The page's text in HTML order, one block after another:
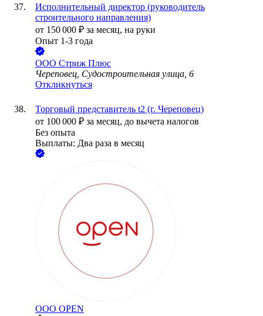
Исполнительный директор (руководитель
строительного направления)
от 150 000 ₽ за месяц, на руки
Опыт 1-3 года
ООО Стриж Плюс
Череповец, Судостроительная улица, 6
Откликнуться
Торговый представитель t2 (г. Череповец)
от 100 000 ₽ за месяц, до вычета налогов
Без опыта
Выплаты: Два раза в месяц
ООО OPEN